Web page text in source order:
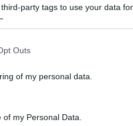
party tags to use your data
Outs
of my personal data.
my Personal Data.